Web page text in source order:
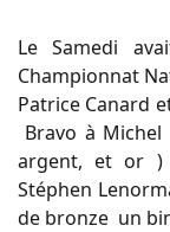
Le Samedi
Championnat
Patrice Canard
Bravo à
argent, et or )
Stéphen
de bronze un